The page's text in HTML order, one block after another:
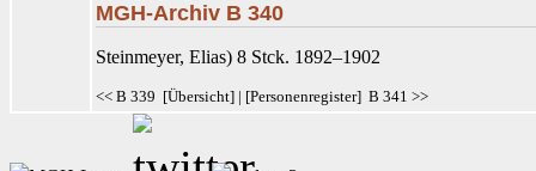
MGH-Archiv B 340
Steinmeyer, Elias) 8 Stck. 1892–1902
<< B 339 [Übersicht] | [Personenregister] B 341 >>